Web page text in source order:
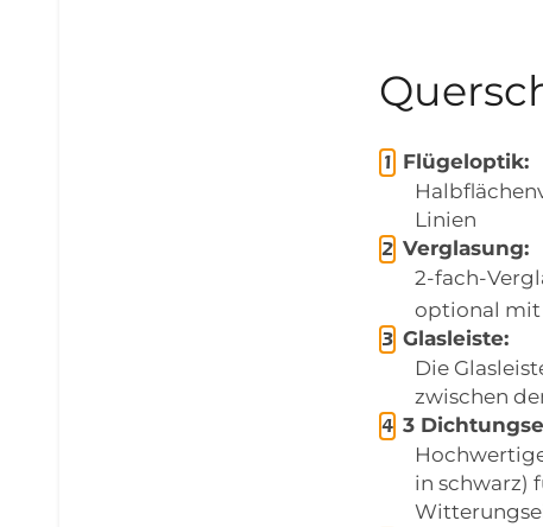
Flügeloptik:
Linien
Verglasung:
2-fach-
optional mit
Glasleiste:
Die
zwischen
3
in schwarz)